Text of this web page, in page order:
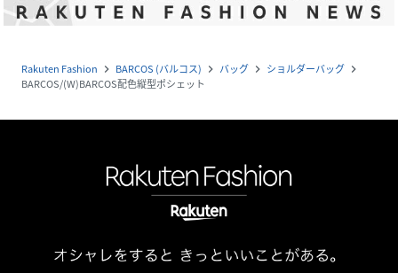
Rakuten Fashion navigate_next BARCOS (バルコス) navigate_next バッグ navigate_next ショルダーバッグ navigate_next
BARCOS/(W)BARCOS配色縦型ポシェット